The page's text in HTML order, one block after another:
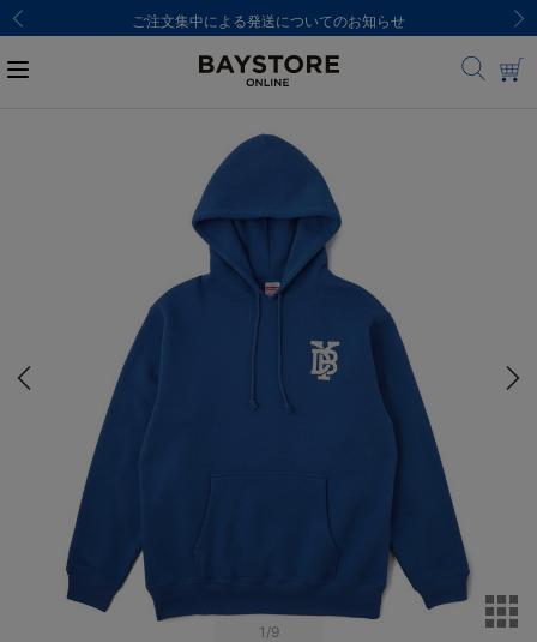
ご注文集中による発送についてのお知らせ
1 /9